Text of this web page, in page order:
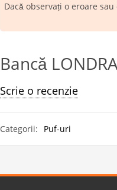
Dacă observați o eroare
Bancă
Scrie o recenzie
Categorii: Puf-uri